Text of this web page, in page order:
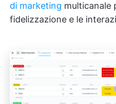
di marketing multicanale
fidelizzazione e le